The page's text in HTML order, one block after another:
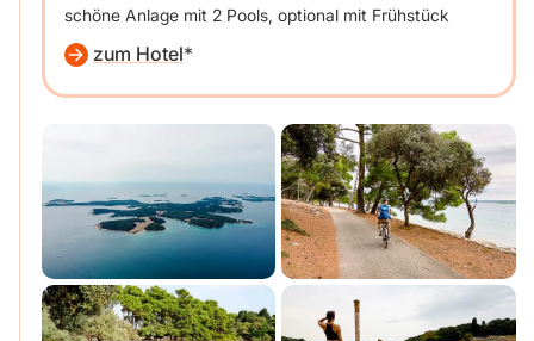
schöne Anlage mit 2 Pools, optional mit Frühstück
zum Hotel